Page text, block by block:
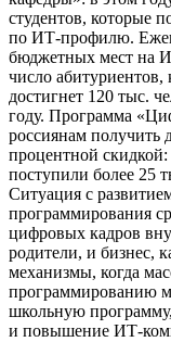
студентов, которые
по ИТ-профилю.
бюджетных мест на
число абитуриентов,
достигнет 120 тыс.
году. Программа
россиянам получить
процентной
поступили более 25
Ситуация с
программирования
цифровых кадров
родители, и бизнес,
механизмы, когда
программированию
школьную
и повышение ИТ-